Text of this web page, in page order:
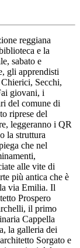
reggiana
e la
sabato e
gli apprendisti
Secchi,
giovani, i
del comune di
riprese del
leggeranno i QR
la struttura
che nel
alle vite di
più antica che è
via Emilia. Il
Prospero
il primo
Cappella
la galleria dei
Sorgato e